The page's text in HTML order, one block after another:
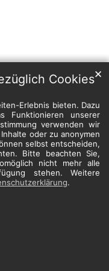
Cookies
Erlebnis bieten. Dazu
Funktionieren unserer
verwenden wir
oder zu anonymen
selbst entscheiden,
Bitte beachten Sie,
nicht mehr alle
stehen. Weitere
.
✕